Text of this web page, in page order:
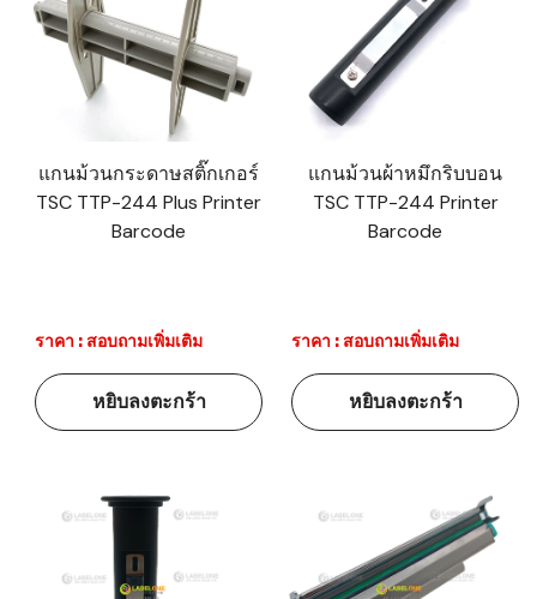
แกนม้วนกระดาษสติ๊กเกอร์
TSC TTP-244 Plus Printer
Barcode
ราคา : สอบถามเพิ่มเติม
หยิบลงตะกร้า
แกนม้วนผ้าหมึกริบบอน
TSC TTP-244 Printer
Barcode
ราคา : สอบถามเพิ่มเติม
หยิบลงตะกร้า